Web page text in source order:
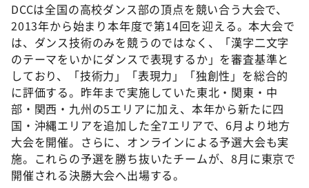
DCCは全国の高校ダンス部の頂点を競い合う大会で、
2013年から始まり本年度で第14回を迎える。本大会で
は、ダンス技術のみを競うのではなく、「漢字二文字
のテーマをいかにダンスで表現するか」を審査基準と
しており、「技術力」「表現力」「独創性」を総合的
に評価する。昨年まで実施していた東北・関東・中
部・関西・九州の5エリアに加え、本年から新たに四
国・沖縄エリアを追加した全7エリアで、6月より地方
大会を開催。さらに、オンラインによる予選大会も実
施。これらの予選を勝ち抜いたチームが、8月に東京で
開催される決勝大会へ出場する。